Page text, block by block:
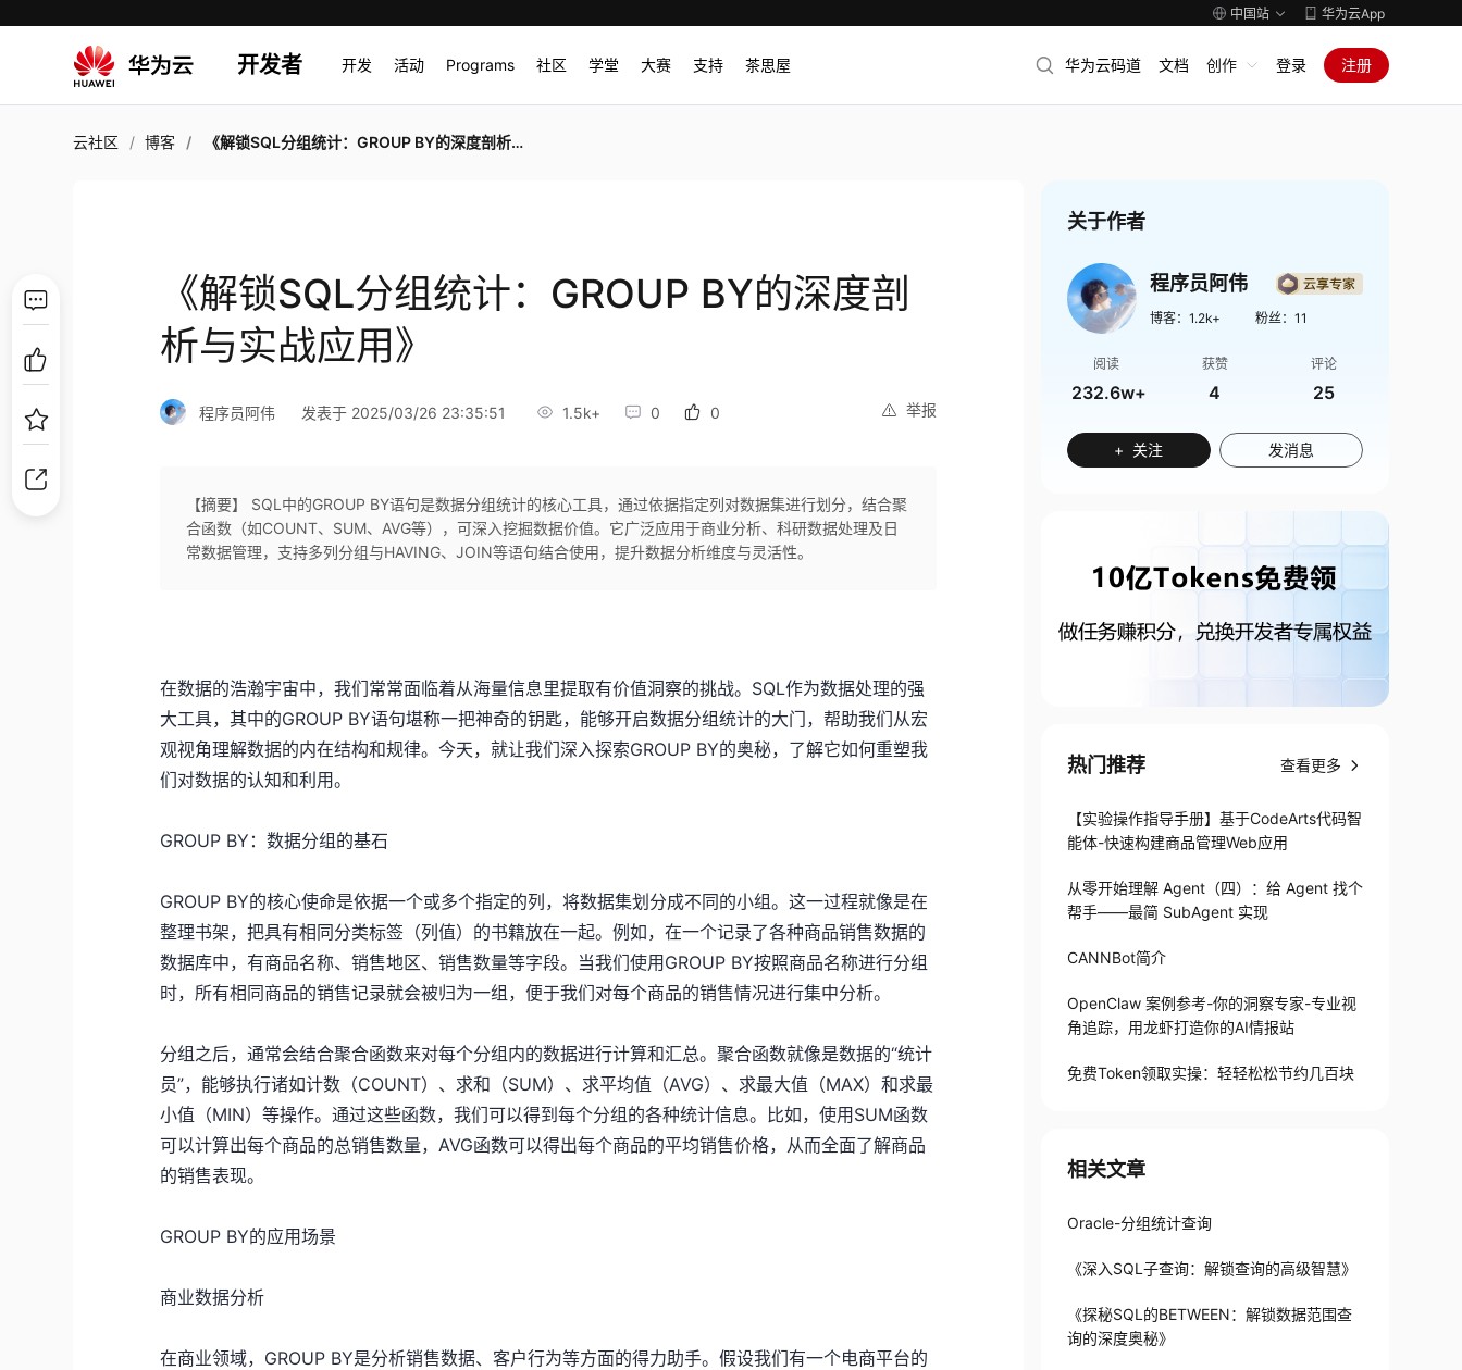
中国站 华为云App
开发者 开发 活动 Programs 社区 学堂 大赛 支持 茶思屋 华为云码道 文档 创作 登录 注册
云社区 博客 《解锁SQL分组统计：GROUP BY的深度剖析与实战应用》
《解锁SQL分组统计：GROUP BY的深度剖
析与实战应用》
举报
程序员阿伟 发表于 2025/03/26 23:35:51 1.5k+ 0 0
【摘要】 SQL中的GROUP BY语句是数据分组统计的核心工具，通过依据指定列对数据集进行划分，结合聚
合函数（如COUNT、SUM、AVG等），可深入挖掘数据价值。它广泛应用于商业分析、科研数据处理及日
常数据管理，支持多列分组与HAVING、JOIN等语句结合使用，提升数据分析维度与灵活性。
在数据的浩瀚宇宙中，我们常常面临着从海量信息里提取有价值洞察的挑战。SQL作为数据处理的强
大工具，其中的GROUP BY语句堪称一把神奇的钥匙，能够开启数据分组统计的大门，帮助我们从宏
观视角理解数据的内在结构和规律。今天，就让我们深入探索GROUP BY的奥秘，了解它如何重塑我
们对数据的认知和利用。
GROUP BY：数据分组的基石
GROUP BY的核心使命是依据一个或多个指定的列，将数据集划分成不同的小组。这一过程就像是在
整理书架，把具有相同分类标签（列值）的书籍放在一起。例如，在一个记录了各种商品销售数据的
数据库中，有商品名称、销售地区、销售数量等字段。当我们使用GROUP BY按照商品名称进行分组
时，所有相同商品的销售记录就会被归为一组，便于我们对每个商品的销售情况进行集中分析。
分组之后，通常会结合聚合函数来对每个分组内的数据进行计算和汇总。聚合函数就像是数据的“统计
员”，能够执行诸如计数（COUNT）、求和（SUM）、求平均值（AVG）、求最大值（MAX）和求最
小值（MIN）等操作。通过这些函数，我们可以得到每个分组的各种统计信息。比如，使用SUM函数
可以计算出每个商品的总销售数量，AVG函数可以得出每个商品的平均销售价格，从而全面了解商品
的销售表现。
GROUP BY的应用场景
商业数据分析
在商业领域，GROUP BY是分析销售数据、客户行为等方面的得力助手。假设我们有一个电商平台的
关于作者
程序员阿伟
博客： 1.2k+ 粉丝： 11
阅读
232.6w+
获赞
4
评论
25
+ 关注 发消息
热门推荐 查看更多
【实验操作指导手册】基于CodeArts代码智
能体-快速构建商品管理Web应用
从零开始理解 Agent（四）：给 Agent 找个
帮手——最简 SubAgent 实现
CANNBot简介
OpenClaw 案例参考-你的洞察专家-专业视
角追踪，用龙虾打造你的AI情报站
免费Token领取实操：轻轻松松节约几百块
相关文章
Oracle-分组统计查询
《深入SQL子查询：解锁查询的高级智慧》
《探秘SQL的BETWEEN：解锁数据范围查
询的深度奥秘》